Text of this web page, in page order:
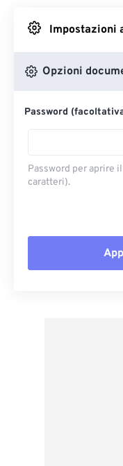
Impostazioni
Opzioni
Password
Password per aprire
caratteri).